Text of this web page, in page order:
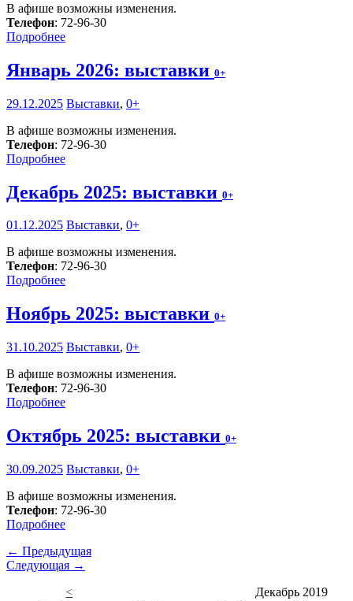
В афише возможны изменения.
Телефон: 72-96-30
Подробнее
Январь 2026: выставки 0+
29.12.2025 Выставки, 0+
В афише возможны изменения.
Телефон: 72-96-30
Подробнее
Декабрь 2025: выставки 0+
01.12.2025 Выставки, 0+
В афише возможны изменения.
Телефон: 72-96-30
Подробнее
Ноябрь 2025: выставки 0+
31.10.2025 Выставки, 0+
В афише возможны изменения.
Телефон: 72-96-30
Подробнее
Октябрь 2025: выставки 0+
30.09.2025 Выставки, 0+
В афише возможны изменения.
Телефон: 72-96-30
Подробнее
← Предыдущая
Следующая →
<
Декабрь 2019